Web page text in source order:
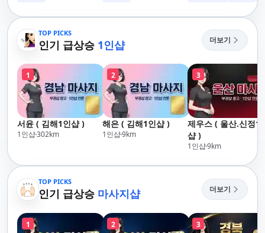
TOP PICKS
인기 급상승 1인샵 더보기
1
서윤 ( 김해1인샵 )
1인샵302km
2
해은 ( 김해1인샵 )
1인샵9km
3
제우스 ( 울산.신정1
샵 )
1인샵9km
TOP PICKS
인기 급상승 마사지샵 더보기
1 2 3